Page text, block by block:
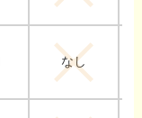
なし